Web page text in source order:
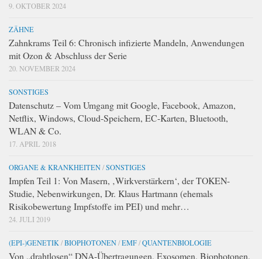
9. OKTOBER 2024
ZÄHNE
Zahnkrams Teil 6: Chronisch infizierte Mandeln, Anwendungen
mit Ozon & Abschluss der Serie
20. NOVEMBER 2024
SONSTIGES
Datenschutz – Vom Umgang mit Google, Facebook, Amazon,
Netflix, Windows, Cloud-Speichern, EC-Karten, Bluetooth,
WLAN & Co.
17. APRIL 2018
ORGANE & KRANKHEITEN/SONSTIGES
Impfen Teil 1: Von Masern, ‚Wirkverstärkern‘, der TOKEN-
Studie, Nebenwirkungen, Dr. Klaus Hartmann (ehemals
Risikobewertung Impfstoffe im PEI) und mehr…
24. JULI 2019
(EPI-)GENETIK /BIOPHOTONEN/EMF/QUANTENBIOLOGIE
Von „drahtlosen“ DNA-Übertragungen, Exosomen, Biophotonen,